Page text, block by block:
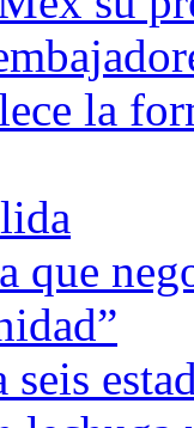
la
que
seis